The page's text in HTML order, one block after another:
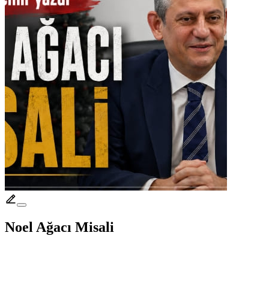
Noel Ağacı Misali